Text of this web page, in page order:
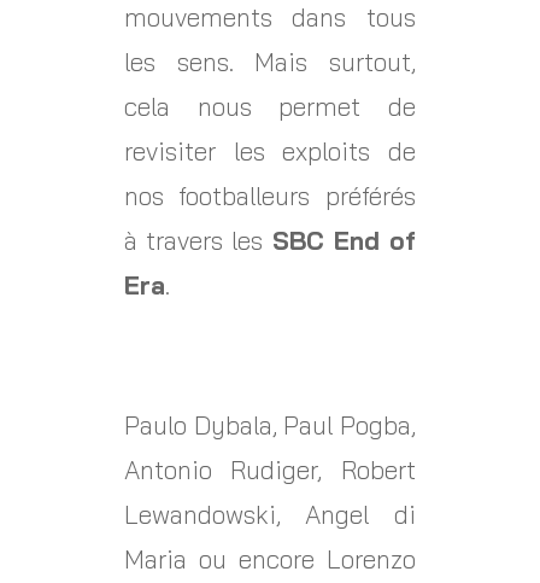
mouvements dans tous
les sens. Mais surtout,
cela nous permet de
revisiter les exploits de
nos footballeurs préférés
à travers les SBC End of
Era.
Paulo Dybala, Paul Pogba,
Antonio Rudiger, Robert
Lewandowski, Angel di
Maria ou encore Lorenzo